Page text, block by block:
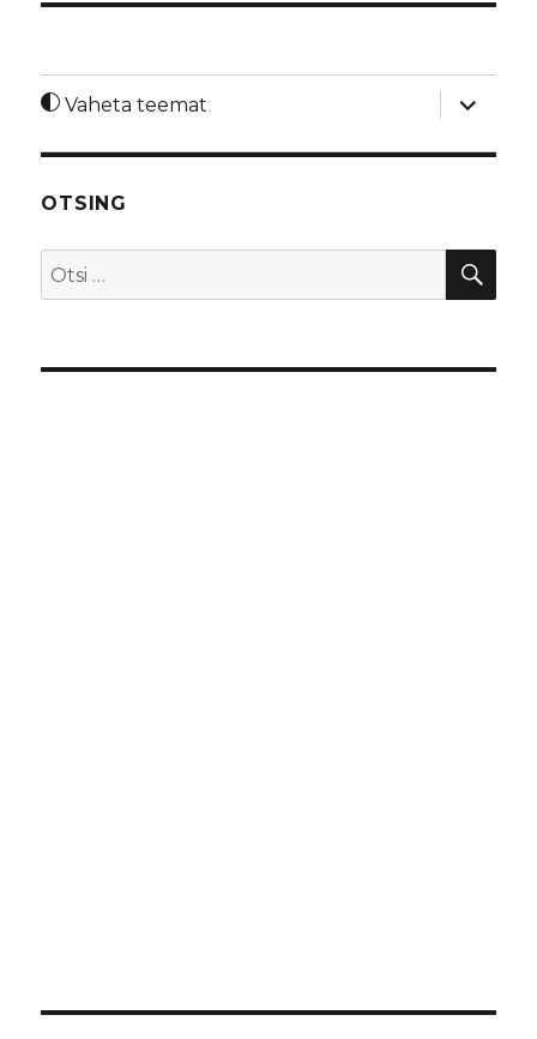
Vaheta teemat
laienda
OTSING
Otsi: